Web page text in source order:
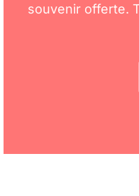
souvenir offerte.